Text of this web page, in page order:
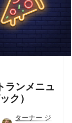
ランメニュ
ク）
ターナー ジ